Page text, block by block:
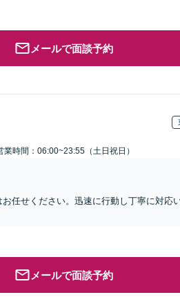
メールで面談予約
業時間：06:00~23:55（土日祝日）
任せください。迅速に行動し丁寧に対応
メールで面談予約